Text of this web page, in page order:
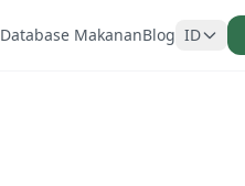
Database MakananBlog ID